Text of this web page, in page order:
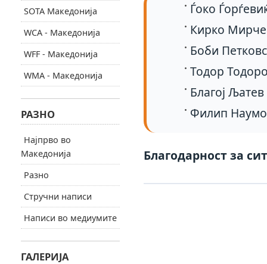
Ѓоко
Кирко
Боби
Тодор
Благој
Филип
Благодарност за
SOTA Македонија
WCA - Македонија
WFF - Македонија
WMA - Македонија
РАЗНО
Најпрво во
Македонија
Разно
Стручни написи
Написи во медиумите
ГАЛЕРИЈА